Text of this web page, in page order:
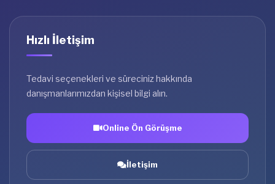
Hızlı İletişim
Tedavi seçenekleri ve süreciniz hakkında
danışmanlarımızdan kişisel bilgi alın.
Online Ön Görüşme
İletişim